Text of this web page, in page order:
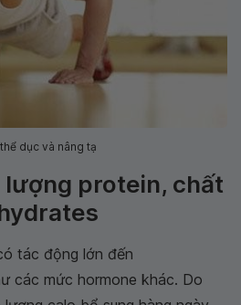
dục và nâng tạ
lượng protein, chất
tác động lớn đến
các mức hormone khác. Do